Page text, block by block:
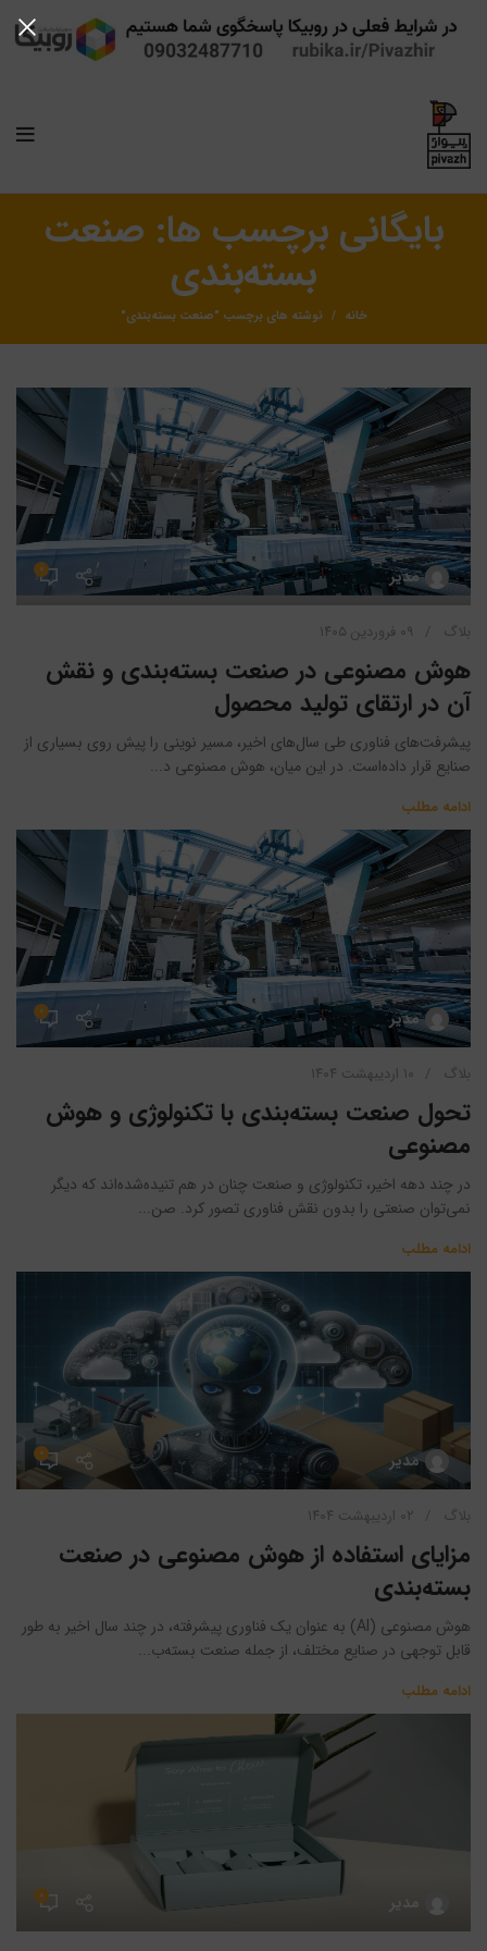
بایگانی برچسب ها: صنعت
بسته‌بندی
خانه نوشته های برچسب "صنعت بسته‌بندی"
مدیر ۰
بلاگ ۰۹ فروردین ۱۴۰۵
هوش مصنوعی در صنعت بسته‌بندی و نقش
آن در ارتقای تولید محصول
پیشرفت‌های فناوری طی سال‌های اخیر، مسیر نوینی را پیش روی بسیاری از
صنایع قرار داده‌است. در این میان، هوش مصنوعی د...
ادامه مطلب
مدیر ۰
بلاگ ۱۰ اردیبهشت ۱۴۰۴
تحول صنعت بسته‌بندی با تکنولوژی و هوش
مصنوعی
در چند دهه اخیر، تکنولوژی و صنعت چنان در هم تنیده‌‌شده‌اند که دیگر
نمی‌توان صنعتی را بدون نقش فناوری تصور کرد. صن...
ادامه مطلب
مدیر ۰
بلاگ ۰۲ اردیبهشت ۱۴۰۴
مزایای استفاده از هوش مصنوعی در صنعت
بسته‌بندی
هوش مصنوعی (AI) به عنوان یک فناوری پیشرفته، در چند سال اخیر به طور
قابل توجهی در صنایع مختلف، از جمله صنعت بسته‌ب...
ادامه مطلب
مدیر ۰